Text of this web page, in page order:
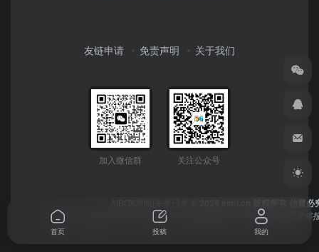
友链申请 免责声明 关于我们
加入微信群 关注公众号
© 2026 simj.cn 版权所有 仿冒必
本网站所有数据均受《著作权法》及授权作者保护，数据侵权严重者将
首页 投稿 我的